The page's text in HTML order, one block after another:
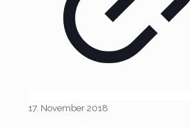
17. November 2018